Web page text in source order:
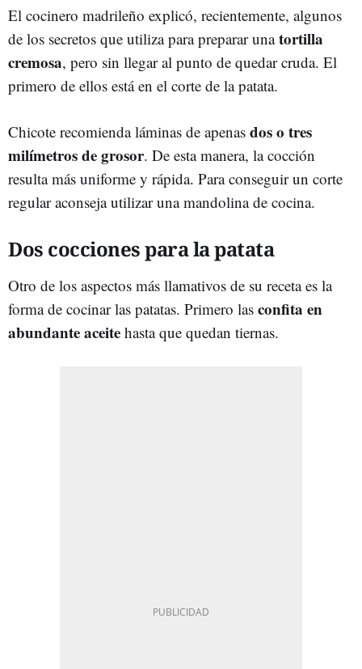
El cocinero madrileño explicó, recientemente, algunos
de los secretos que utiliza para preparar unatortilla
cremosa, pero sin llegar al punto de quedar cruda. El
primero de ellos está en el corte de la patata.
Chicote recomienda láminas de apenas dos o tres
milímetros de grosor. De esta manera, la cocción
resulta más uniforme y rápida. Para conseguir un corte
regular aconseja utilizar una mandolina de cocina.
Dos cocciones para la patata
Otro de los aspectos más llamativos de su receta es la
forma de cocinar las patatas. Primero las confita en
abundante aceite hasta que quedan tiernas.